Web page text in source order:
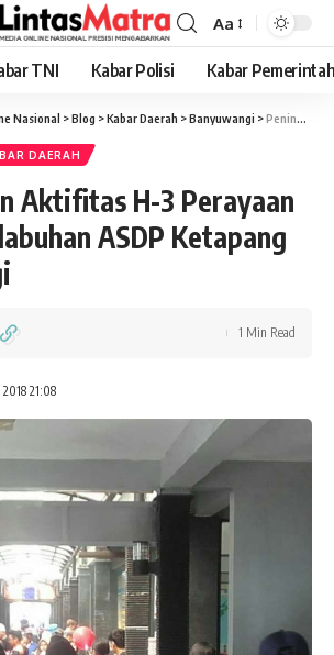
Font
Resizer
Aa
TNI Kabar Polisi Kabar
Nasional >Blog >Kabar Daerah >Banyuwangi >Peningkatan Aktifitas H-3 Perayaan Natal Di Pelabuhan ASDP Ketapang Banyuwangi
DAERAH
Aktifitas H-3 Perayaan
ASDP Ketapang
21:08
1 Min Read